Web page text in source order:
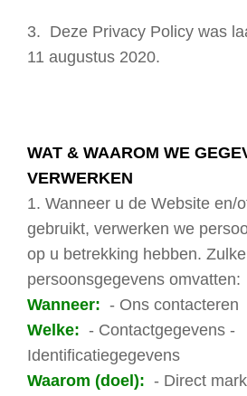
3. Deze Privacy Policy was
11 augustus 2020.
WAT & WAAROM WE
VERWERKEN
1. Wanneer u de Website en/
gebruikt, verwerken we
op u betrekking hebben. Zulke
persoonsgegevens omvatten:
Wanneer: - Ons contacteren
Welke: - Contactgegevens -
Identificatiegegevens
Waarom (doel): - Direct